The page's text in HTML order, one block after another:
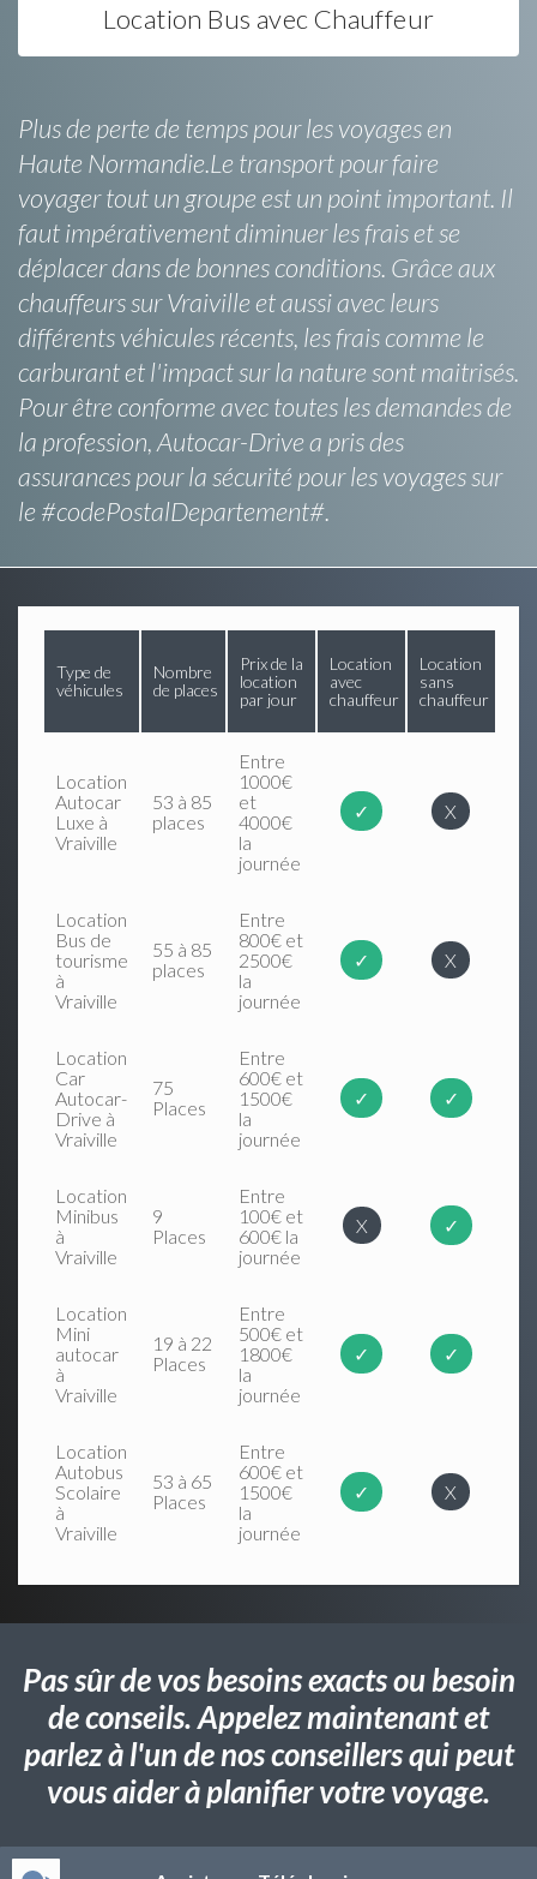
Location Bus avec Chauffeur
Plus de perte de temps pour les voyages en
Haute Normandie.Le transport pour faire
voyager tout un groupe est un point important. Il
faut impérativement diminuer les frais et se
déplacer dans de bonnes conditions. Grâce aux
chauffeurs sur Vraiville et aussi avec leurs
différents véhicules récents, les frais comme le
carburant et l'impact sur la nature sont maitrisés.
Pour être conforme avec toutes les demandes de
la profession, Autocar-Drive a pris des
assurances pour la sécurité pour les voyages sur
le #codePostalDepartement#.
Type de
véhicules
Nombre
de places
Prix de la
location
par jour
Location
avec
chauffeur
Location
sans
chauffeur
Location
Autocar
Luxe à
Vraiville
53 à 85
places
Entre
1000€
et
4000€
la
journée
✓ X
Location
Bus de
tourisme
à
Vraiville
55 à 85
places
Entre
800€ et
2500€
la
journée
✓ X
Location
Car
Autocar-
Drive à
Vraiville
75
Places
Entre
600€ et
1500€
la
journée
✓ ✓
Location
Minibus
à
Vraiville
9
Places
Entre
100€ et
600€ la
journée
X ✓
Location
Mini
autocar
à
Vraiville
19 à 22
Places
Entre
500€ et
1800€
la
journée
✓ ✓
Location
Autobus
Scolaire
à
Vraiville
53 à 65
Places
Entre
600€ et
1500€
la
journée
✓ X
Pas sûr de vos besoins exacts ou besoin
de conseils. Appelez maintenant et
parlez à l'un de nos conseillers qui peut
vous aider à planifier votre voyage.